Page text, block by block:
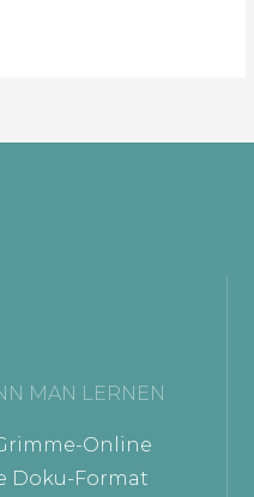
MAN LERNEN
Online
Doku-Format